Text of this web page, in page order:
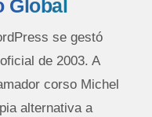
Global
se gestó
de 2003. A
corso Michel
alternativa a